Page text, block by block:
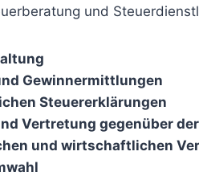
und
Gewinnermittlungen
Steuererklärungen
Vertretung gegenüber
und wirtschaftlichen